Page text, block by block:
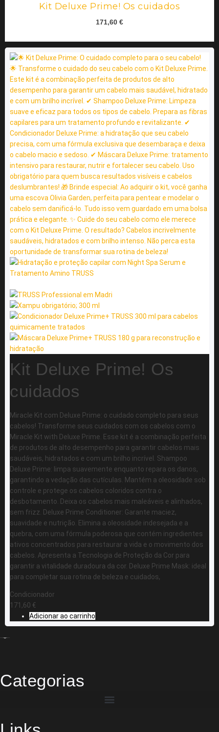
Kit Deluxe Prime! Os cuidados
171,60€
Kit Deluxe Prime! Os
cuidados
Miracle Kit com Deluxe Prime: o cuidado completo para seus
cabelos! Transforme seus cuidados com os cabelos com o
Miracle Kit with Deluxe Prime. Esse kit é a combinação perfeita
de produtos de alto desempenho para garantir cabelos mais
saudáveis, hidratados e com um brilho incrível. Shampoo
Deluxe Prime: limpa suavemente enquanto repara os danos,
garantindo a vedação das cutículas. Mantém a oleosidade sob
controle e protege os cabelos coloridos contra o
desbotamento. Deixa os cabelos mais maleáveis e alinhados,
sem frizz. Deluxe Prime Conditioner: Garante maciez,
suavidade e nutrição. Elimina a oleosidade indesejada e a
quebra, com uma fórmula poderosa que contém ingredientes
ativos concentrados para restaurar a vida e o movimento dos
cabelos. Apresenta a Tecnologia de Proteção da Cor para
garantir a vitalidade duradoura da cor. Deluxe Prime Mask: ideal
para completar sua rotina de beleza e cuidados,
Condicionador
171,60 €
Adicionar ao carrinho
Categorias